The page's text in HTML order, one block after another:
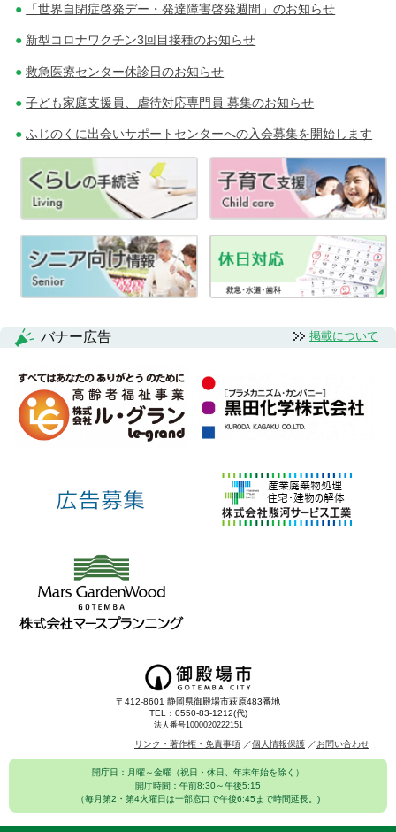
「世界自閉症啓発デー・発達障害啓発週間」のお知らせ
新型コロナワクチン3回目接種のお知らせ
救急医療センター休診日のお知らせ
子ども家庭支援員、虐待対応専門員 募集のお知らせ
ふじのくに出会いサポートセンターへの入会募集を開始します
バナー広告 掲載について
〒412-8601 静岡県御殿場市萩原483番地
TEL：0550-83-1212(代)
法人番号1000020222151
リンク・著作権・免責事項 個人情報保護 お問い合わせ
開庁日：月曜～金曜（祝日・休日、年末年始を除く）
開庁時間：午前8:30～午後5:15
（毎月第2・第4火曜日は一部窓口で午後6:45まで時間延長。)